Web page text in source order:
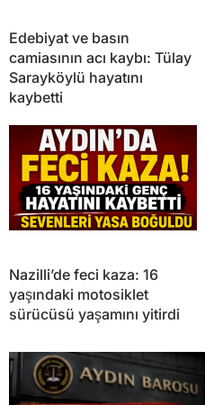
Edebiyat ve basın
camiasının acı kaybı: Tülay
Sarayköylü hayatını
kaybetti
Nazilli’de feci kaza: 16
yaşındaki motosiklet
sürücüsü yaşamını yitirdi